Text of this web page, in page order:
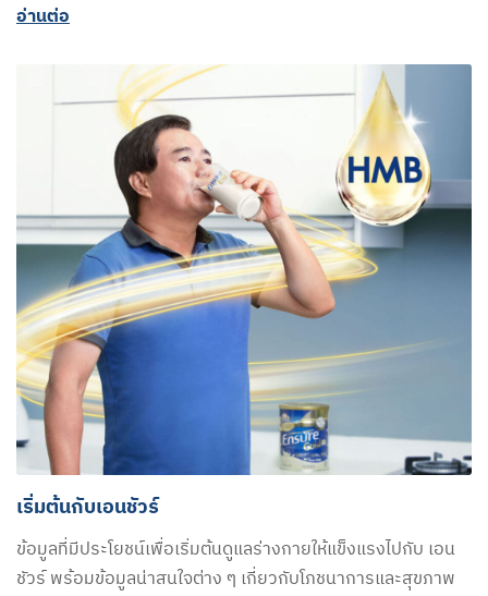
อ่านต่อ
เริ่มต้นกับเอนชัวร์
ข้อมูลที่มีประโยชน์เพื่อเริ่มต้นดูแลร่างกายให้แข็งแรงไปกับ เอน
ชัวร์ พร้อมข้อมูลน่าสนใจต่าง ๆ เกี่ยวกับโภชนาการและสุขภาพ